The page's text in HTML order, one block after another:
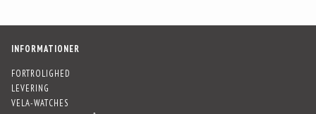
INFORMATIONER
FORTROLIGHED
LEVERING
VELA-WATCHES